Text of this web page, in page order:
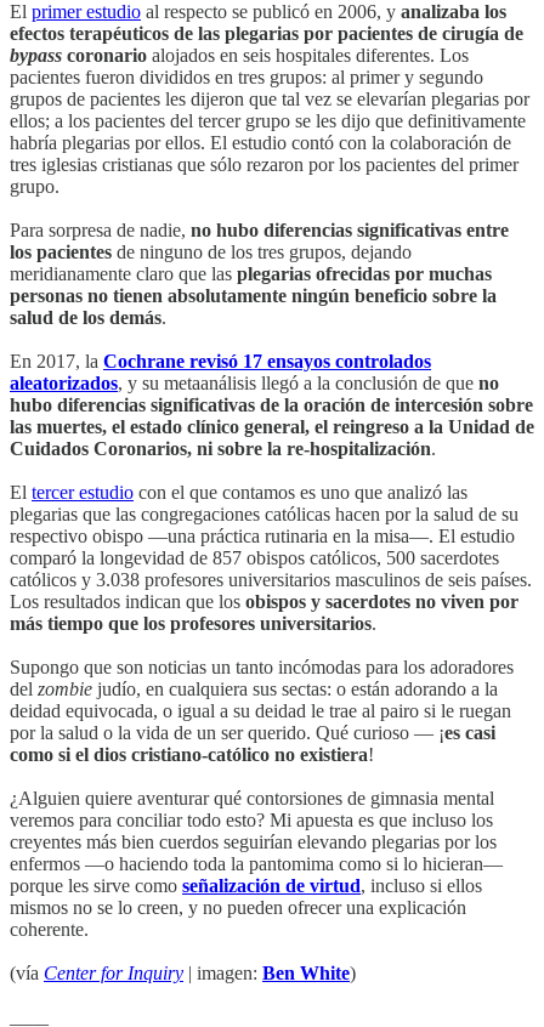
El primer estudio al respecto se publicó en 2006, y analizaba los
efectos terapéuticos de las plegarias por pacientes de cirugía de
bypass coronario alojados en seis hospitales diferentes. Los
pacientes fueron divididos en tres grupos: al primer y segundo
grupos de pacientes les dijeron que tal vez se elevarían plegarias por
ellos; a los pacientes del tercer grupo se les dijo que definitivamente
habría plegarias por ellos. El estudio contó con la colaboración de
tres iglesias cristianas que sólo rezaron por los pacientes del primer
grupo.
Para sorpresa de nadie, no hubo diferencias significativas entre
los pacientes de ninguno de los tres grupos, dejando
meridianamente claro que las plegarias ofrecidas por muchas
personas no tienen absolutamente ningún beneficio sobre la
salud de los demás.
En 2017, la Cochrane revisó 17 ensayos controlados
aleatorizados, y su metaanálisis llegó a la conclusión de que no
hubo diferencias significativas de la oración de intercesión sobre
las muertes, el estado clínico general, el reingreso a la Unidad de
Cuidados Coronarios, ni sobre la re-hospitalización.
El tercer estudio con el que contamos es uno que analizó las
plegarias que las congregaciones católicas hacen por la salud de su
respectivo obispo —una práctica rutinaria en la misa—. El estudio
comparó la longevidad de 857 obispos católicos, 500 sacerdotes
católicos y 3.038 profesores universitarios masculinos de seis países.
Los resultados indican que los obispos y sacerdotes no viven por
más tiempo que los profesores universitarios.
Supongo que son noticias un tanto incómodas para los adoradores
del zombie judío, en cualquiera sus sectas: o están adorando a la
deidad equivocada, o igual a su deidad le trae al pairo si le ruegan
por la salud o la vida de un ser querido. Qué curioso — ¡es casi
como si el dios cristiano-católico no existiera!
¿Alguien quiere aventurar qué contorsiones de gimnasia mental
veremos para conciliar todo esto? Mi apuesta es que incluso los
creyentes más bien cuerdos seguirían elevando plegarias por los
enfermos —o haciendo toda la pantomima como si lo hicieran—
porque les sirve como señalización de virtud, incluso si ellos
mismos no se lo creen, y no pueden ofrecer una explicación
coherente.
(vía Center for Inquiry | imagen: Ben White)